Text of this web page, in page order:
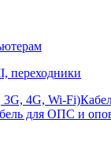
переходники
4G, Wi-Fi)
для ОПС и